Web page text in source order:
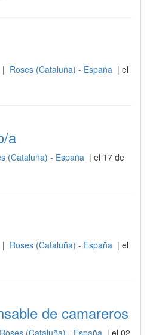
| Roses (Cataluña) - España | el
a
(Cataluña) - España | el 17 de
| Roses (Cataluña) - España | el
de camareros
Roses (Cataluña) - España | el 02